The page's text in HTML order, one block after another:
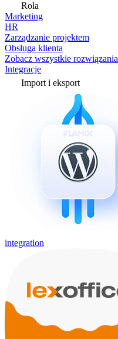
Rola
Marketing
HR
Zarządzanie projektem
Obsługa klienta
Zobacz wszystkie rozwiązania
Integracje
Import i eksport
integration